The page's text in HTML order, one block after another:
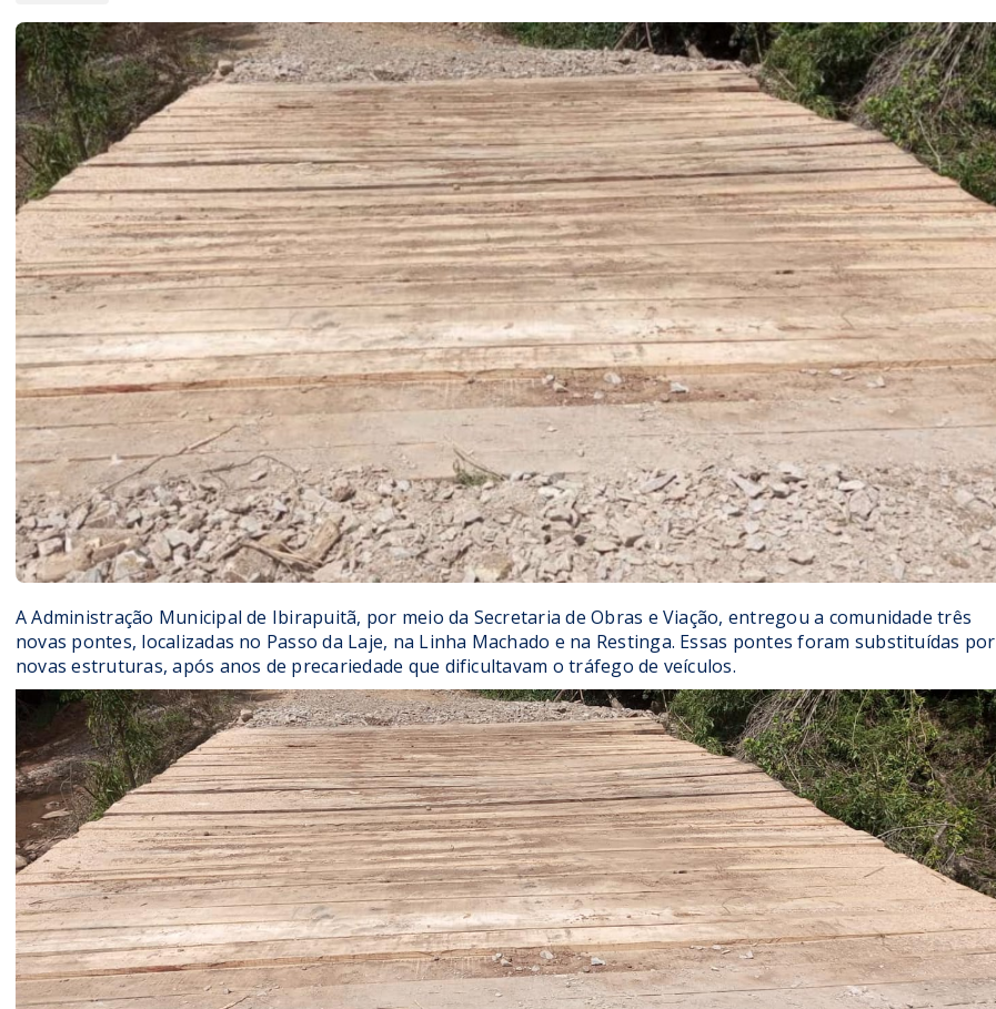
A Administração Municipal de Ibirapuitã, por meio da Secretaria de Obras e Viação, entregou a comunidade três
novas pontes, localizadas no Passo da Laje, na Linha Machado e na Restinga. Essas pontes foram substituídas por
novas estruturas, após anos de precariedade que dificultavam o tráfego de veículos.